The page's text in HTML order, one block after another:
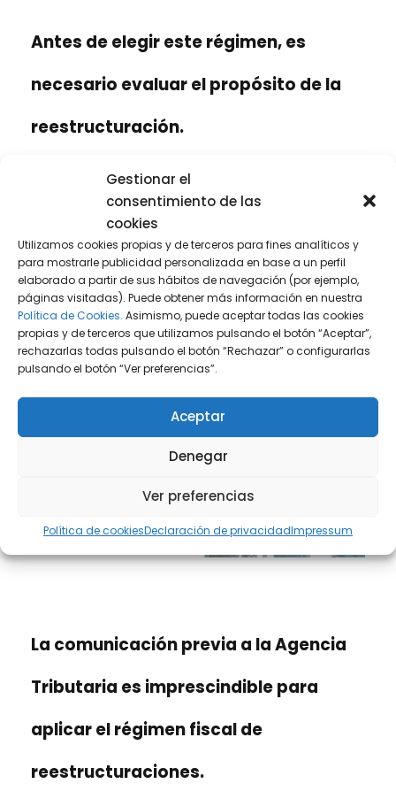
Gestionar el
consentimiento de las
cookies
Utilizamos cookies propias y de terceros para fines analíticos y
para mostrarle publicidad personalizada en base a un perfil
elaborado a partir de sus hábitos de navegación (por ejemplo,
páginas visitadas). Puede obtener más información en nuestra
Política de Cookies. Asimismo, puede aceptar todas las cookies
propias y de terceros que utilizamos pulsando el botón “Aceptar”,
rechazarlas todas pulsando el botón “Rechazar” o configurarlas
pulsando el botón “Ver preferencias”.
Aceptar
Denegar
Ver preferencias
Política de cookiesDeclaración de privacidadImpressum
Antes de elegir este régimen, es
necesario evaluar el propósito de la
reestructuración.
En resumen, el régimen fiscal especial de
reestructuraciones puede ser beneficioso
siempre que la reestructuración no tenga
como objetivo la venta de los activos. En caso
contrario, las rentas diferidas deberán pagarse
en el momento de la transmisión de los activos
a terceros. Por lo tanto, este régimen es útil
cuando se pretendemantener los activos
aportados, canjeados o fusionados a medio o
La comunicación previa a la Agencia
Tributaria es imprescindible para
aplicar el régimen fiscal de
reestructuraciones.